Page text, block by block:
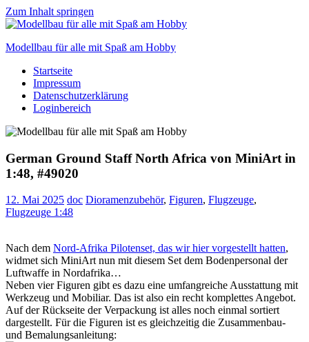
Zum Inhalt springen
Modellbau für alle mit Spaß am Hobby
Scale
modelling
to
Startseite
Impressum
Datenschutzerklärung
Loginbereich
German Ground Staff North Africa von MiniArt in
1:48, #49020
12. Mai 2025 doc Dioramenzubehör, Figuren, Flugzeuge,
Flugzeuge 1:48
Nach dem Nord-Afrika Pilotenset, das wir hier vorgestellt hatten,
widmet sich MiniArt nun mit diesem Set dem Bodenpersonal der
Luftwaffe in Nordafrika…
Neben vier Figuren gibt es dazu eine umfangreiche Ausstattung mit
Werkzeug und Mobiliar. Das ist also ein recht komplettes Angebot.
Auf der Rückseite der Verpackung ist alles noch einmal sortiert
dargestellt. Für die Figuren ist es gleichzeitig die Zusammenbau-
und Bemalungsanleitung: